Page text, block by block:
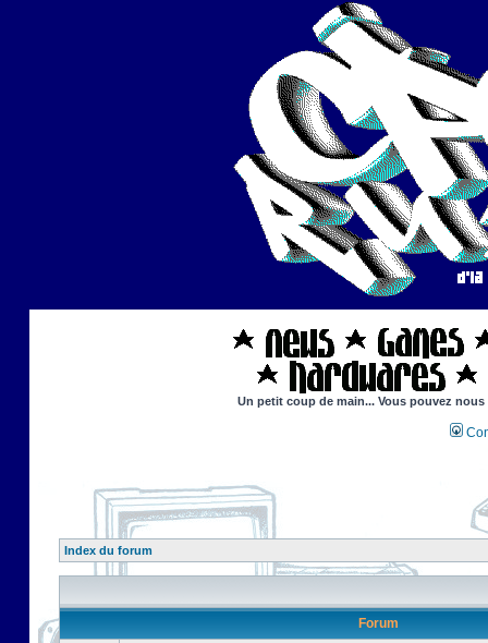
Un petit coup de main... Vous pouvez
Index du forum
Forum